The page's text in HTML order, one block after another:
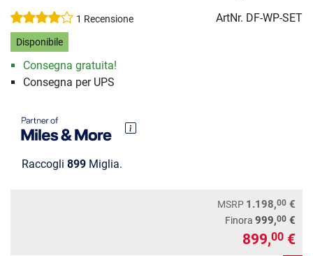
1 Recensione ArtNr. DF-WP-SET
Disponibile
Consegna gratuita!
Consegna per UPS
Raccogli 899 Miglia.
MSRP 1.198,00 €
Finora 999,00 €
899,00 €